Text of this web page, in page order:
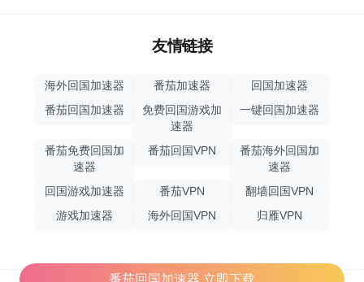
友情链接
海外回国加速器 番茄加速器
回国加速器
番茄回国加速器
免费回国游戏加
速器
一键回国加速器
番茄免费回国加
速器
番茄回国VPN
番茄海外回国加
速器
回国游戏加速器
番茄VPN
翻墙回国VPN
游戏加速器
海外回国VPN 归雁VPN
番茄回国加速器,立即下载